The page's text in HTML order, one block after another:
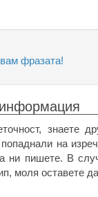
фразата!
знаете
на
ни пишете. В
моля оставете